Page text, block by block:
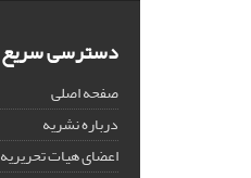
دسترسی سریع
صفحه اصلی
درباره نشریه
اعضای هیات تحریریه